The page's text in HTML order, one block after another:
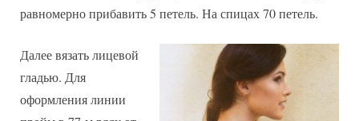
равномерно прибавить 5 петель. На спицах 70 петель.
Далее вязать лицевой
гладью. Для
оформления линии